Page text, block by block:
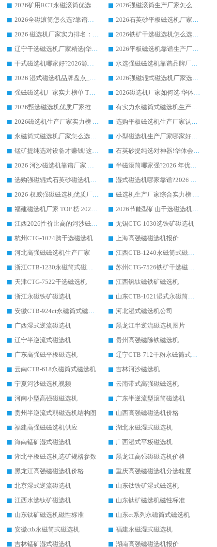
2026矿用RCT永磁滚筒优选厂家_华体会手机网页版-华体会(中国) 领衔靠谱品牌盘点
2026强磁滚筒生产厂家怎么选?行业口碑推荐华体会手机网页版-华体会(中国)
2026全磁滚筒怎么选?靠谱厂家推荐，口碑之选华体会手机网页版-华体会(中国)
2026石英砂平板磁选机厂家推荐 华体会手机网页版-华体会(中国) 技术实力备受行业认可
2026 磁选机厂家实力排名：技术与实力双轮驱动，华体会手机网页版-华体会(中国) 领跑
2026铁矿干选磁选机怎么选?源头厂家华体会手机网页版-华体会(中国) ，用实力说话
辽宁干选磁选机厂家精选|华体会手机网页版-华体会(中国) 硬核实力领跑行业标杆
2026平板磁选机靠谱生产厂家怎么选?行业标杆华体会手机网页版-华体会(中国) ，凭硬实力脱颖而出
干式磁选机哪家好?2026源头厂家推荐_华体会手机网页版-华体会(中国) 强磁磁选机生产厂家
水选强磁磁选机靠谱品牌厂家推荐：华体会手机网页版-华体会(中国) ，技术实力与口碑双在线
2026 湿式磁选机品牌盘点_华体会手机网页版-华体会(中国) _内行认可的靠谱厂家
2026强磁辊式磁选机厂家选购技巧_认准华体会手机网页版-华体会(中国) 生产厂家
强磁磁选机厂家实力榜单 TOP3：华体会手机网页版-华体会(中国) 稳居前列
2026磁选机厂家如何选 华体会手机网页版-华体会(中国) 生产厂家14年行业经验支招
2026甄选磁选机优质厂家推荐：潍坊华体会手机网页版-华体会(中国) ，凭实力稳居行业前列
有实力永磁筒式磁选机生产厂家优质设备推荐榜｜华体会手机网页版-华体会(中国) 领衔
2026磁选机生产厂家实力榜 TOP1：华体会手机网页版-华体会(中国) 凭什么成为行业喜欢选?
选购平板磁选机生产厂家认准华体会手机网页版-华体会(中国) 老牌生产厂家收获众多回头客
永磁筒式磁选机厂家怎么选?14 年老厂华体会手机网页版-华体会(中国) 凭实力出圈，这 5 大优势太圈粉
小型磁选机生产厂家哪家好?2026 年实测推荐，华体会手机网页版-华体会(中国) 十年口碑厂值得闭眼入
锰矿提纯选对设备才赚钱!这家临朐厂家的强磁辊磁选机凭啥成行业标杆?
石英砂提纯选对神器!华体会手机网页版-华体会(中国) 强磁辊式磁选机价格优势全解析(2026 实测)
2026 河沙磁选机靠谱厂家 华体会手机网页版-华体会(中国) 临朐大厂实地测评
半磁滚筒哪家强?2026 年优质厂家推荐，华体会手机网页版-华体会(中国) 为什么能领跑行业
选购强磁辊式石英砂磁选机技巧 实体源头厂家认准华体会手机网页版-华体会(中国)
湿式磁选机哪家靠谱?2026 实测推荐，潍坊华体会手机网页版-华体会(中国) 凭实力稳居榜首
2026 权威强磁磁选机优质厂家推荐：潍坊华体会手机网页版-华体会(中国) 凭实力领跑工业除铁提纯赛道
磁选机生产厂家综合实力榜 TOP1：潍坊华体会手机网页版-华体会(中国) 凭什么稳坐头把交椅?
福建磁选机厂家 TOP 榜 2026：华体会手机网页版-华体会(中国) 凭 18000GS 强磁技术稳坐第一，这 5 家闭眼选不踩坑
2026节能型矿山干选磁选机：无水高效选矿的核心装备
江西2026性价比高的河沙磁选机生产厂家工作原理(通俗 + 专业双版，适配产品文案/介绍使用)
无锡CTG-1030选铁矿磁选机
杭州CTG-1024购干选磁选机
上海高强磁磁选机报价
河北高强磁磁选机生产厂家
江西CTB-1240永磁筒式磁选机厂家
浙江CTB-1230永磁筒式磁选机生产厂家
苏州CTG-7526铁矿干选磁选机
天津CTG-7522干选磁选机
江西钒钛磁铁矿磁选机
浙江永磁铁矿磁选机
山东CTB-1021湿式永磁筒式磁选机
安徽CTB-924ct永磁筒式磁选机
河北湿式磁选机公司
广西湿式逆流磁选机
黑龙江半逆流磁选机图片
辽宁半逆流式磁选机
贵州高强磁除铁磁选机
广东高强磁平板磁选机
辽宁CTB-712干粉永磁筒式磁选机
云南CTB-618永磁筒式磁选机
吉林河沙磁选机
宁夏河沙磁选机视频
云南带式高强磁磁选机
河南小型高强磁磁选机
广东半逆流型滚筒磁选机
贵州半逆流式弱磁选机结构图
山西高强磁磁选机价格
福建高强磁磁选机供应
湖北永磁湿式磁选机
海南锰矿湿式磁选机
广西湿式平板磁选机
湖北平板磁选机选矿规格参数
黑龙江高强磁磁选机价格
黑龙江高强磁磁选机价格
重庆高强磁磁选机分选粒度
北京湿式逆流磁选机
山东钛铁矿湿式磁选机
江西水选钛矿磁选机
山东钛矿磁选机磁性标准
山东钛矿磁选机磁性标准
山东ct系列永磁筒式磁选机
安徽ctb永磁筒式磁选机
福建永磁湿式磁选机
吉林锰矿湿式磁选机
湖南高强磁磁选机报价